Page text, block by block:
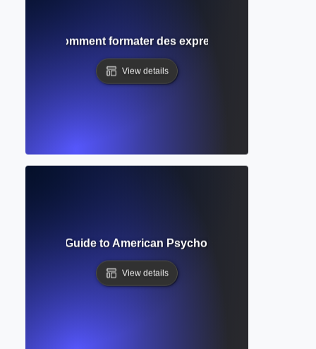
? Comment formater des expressions
View details
Complete Guide to American Psychological Association
View details